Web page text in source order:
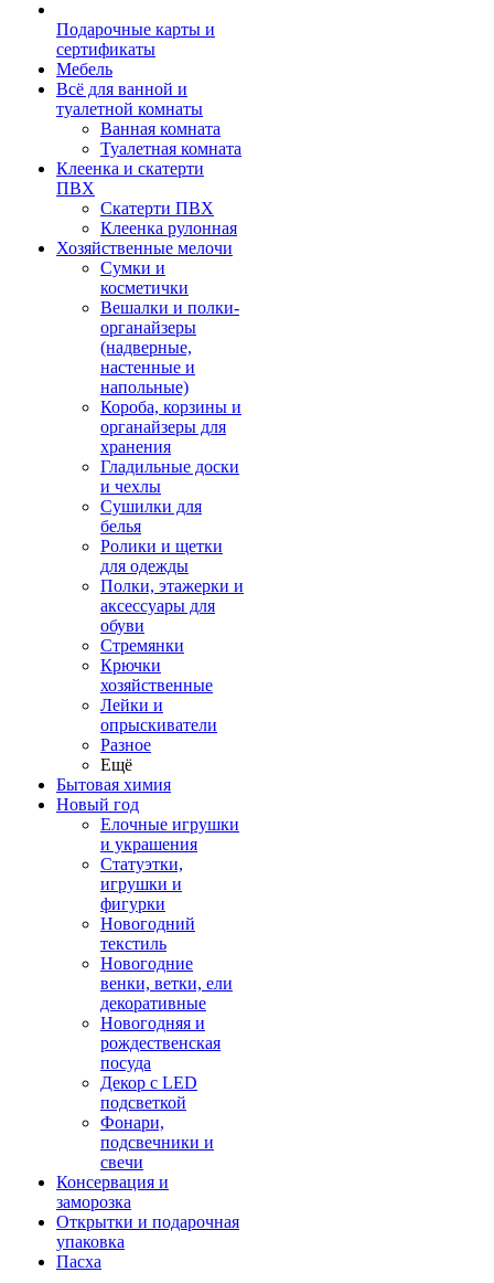
Подарочные карты и
сертификаты
Мебель
Всё для ванной и
туалетной комнаты
Ванная комната
Туалетная комната
Клеенка и скатерти
ПВХ
Скатерти ПВХ
Клеенка рулонная
Хозяйственные мелочи
Сумки и
косметички
Вешалки и полки-
органайзеры
(надверные,
настенные и
напольные)
Короба, корзины и
органайзеры для
хранения
Гладильные доски
и чехлы
Сушилки для
белья
Ролики и щетки
для одежды
Полки, этажерки и
аксессуары для
обуви
Стремянки
Крючки
хозяйственные
Лейки и
опрыскиватели
Разное
Ещё
Бытовая химия
Новый год
Елочные игрушки
и украшения
Статуэтки,
игрушки и
фигурки
Новогодний
текстиль
Новогодние
венки, ветки, ели
декоративные
Новогодняя и
рождественская
посуда
Декор с LED
подсветкой
Фонари,
подсвечники и
свечи
Консервация и
заморозка
Открытки и подарочная
упаковка
Пасха